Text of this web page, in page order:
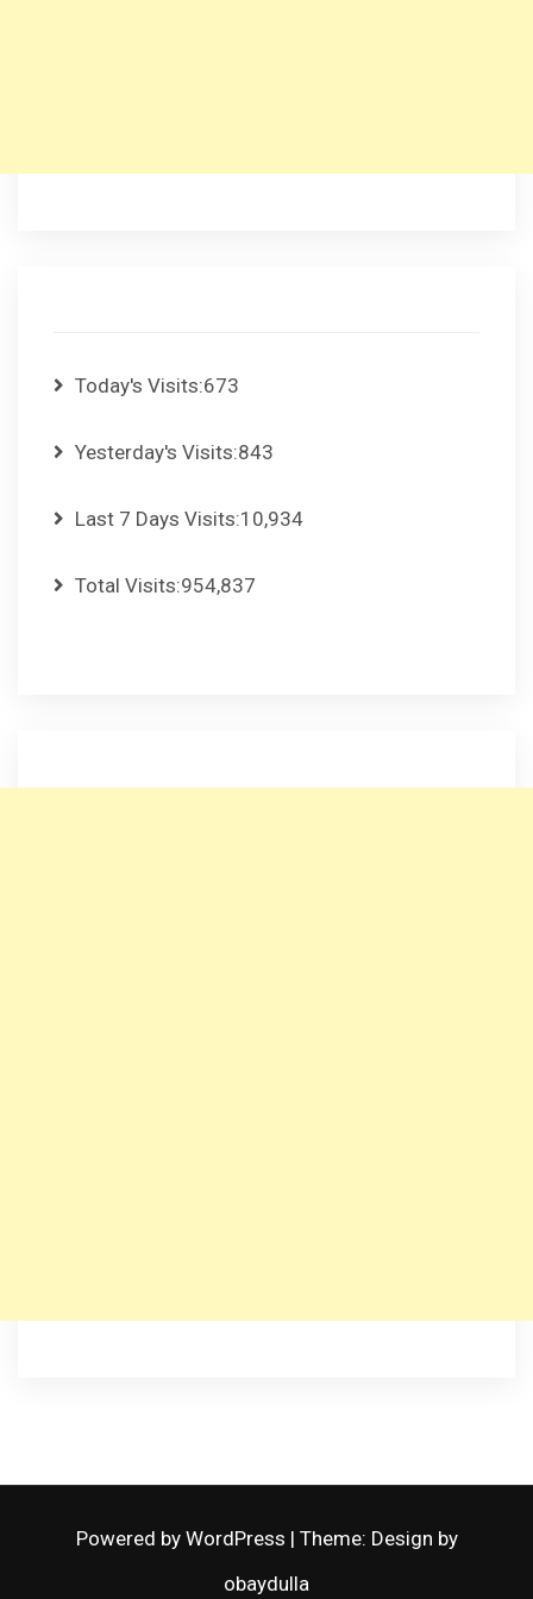
Today's Visits:673
Yesterday's Visits:843
Last 7 Days Visits:10,934
Total Visits:954,837
Powered by WordPress | Theme: Design by
obaydulla